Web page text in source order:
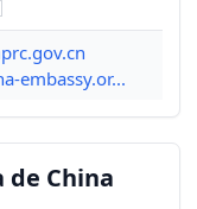
embassy.or...
de China